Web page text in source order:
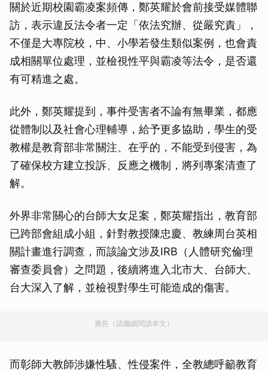
關於近期校園霸凌案頻傳，鄭英耀於會前接受媒體聯
訪，表示違反法令者一定「依法究辦、從嚴究責」，
不僅是大專院校，中、小學若發生類似案例，也會責
成相關單位處理，並檢視性平與霸凌等法令，是否還
有可精進之處。
此外，鄭英耀提到，事件受害者不論有無畢業，都應
從體制以及社會心理輔導，給予更多協助，學生的受
教權是教育部非常關注、在乎的，不能受到侵害，為
了確保校方建立投訴、反應之機制，將列專案清查了
解。
外界非常關心的台師大女足案，鄭英耀指出，教育部
已跨部會組成小組，針對教授陳忠慶、教練周台英相
關計畫進行調查，而該論文涉及IRB（人體研究倫理
審查委員會）之問題，後續將進入北市大、台師大、
台大深入了解，並檢視對學生可能造成的傷害。
廣告（請繼續閱讀本文）
而彰師大教師涉嫌性騷、性侵案件，全教總呼籲教育